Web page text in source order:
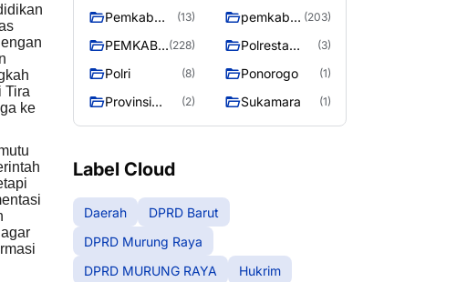
Tira
ke
Pemkab
(13)
pemkab
raya
(203)
PEMKAB
RAYA
(228)
Polresta
Raya
(3)
Polri (8) Ponorogo (1)
Provinsi
(2) Sukamara (1)
Label Cloud
Daerah
DPRD Barut
DPRD Murung Raya
DPRD MURUNG RAYA
Hukrim